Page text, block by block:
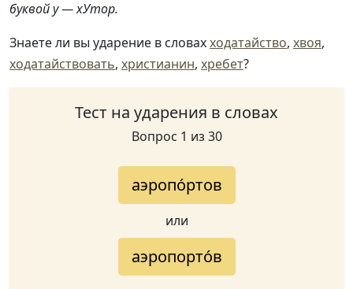
буквой у — хУтор.
Знаете ли вы ударение в словахходатайство, хвоя,
ходатайствовать, христианин, хребет?
Тест на ударения в словах
Вопрос 1 из 30
аэропо́ртов
или
аэропорто́в